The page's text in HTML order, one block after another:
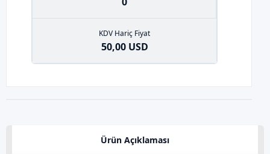
KDV Hariç Fiyat
50,00 USD
Ürün Açıklaması